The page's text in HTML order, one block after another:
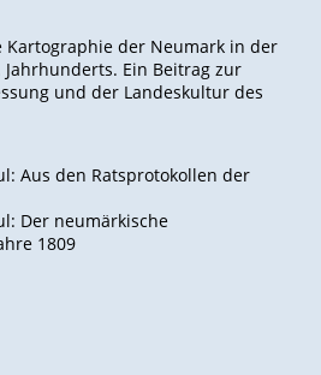
Kartographie der Neumark in der
Ein Beitrag zur
und der Landeskultur des
Aus den Ratsprotokollen der
Der neumärkische
1809